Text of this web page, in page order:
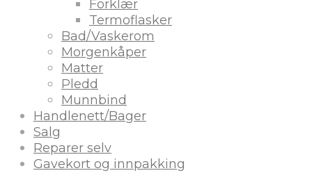
Forklær
Termoflasker
Bad/Vaskerom
Morgenkåper
Matter
Pledd
Munnbind
Handlenett/Bager
Salg
Reparer selv
Gavekort og innpakking